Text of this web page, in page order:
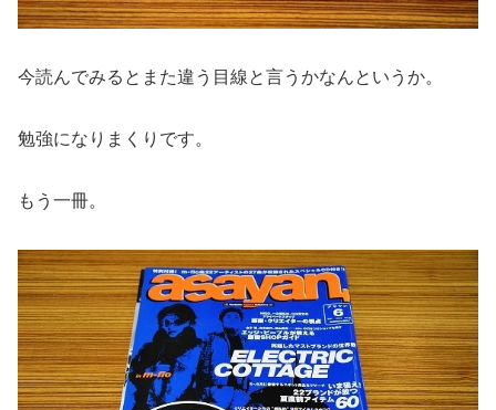
今読んでみるとまた違う目線と言うかなんというか。
勉強になりまくりです。
もう一冊。